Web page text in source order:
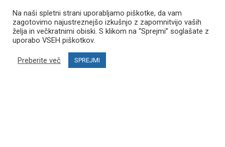
Pogoji poslovanja
Sofinanciranje Projekta
Na naši spletni strani uporabljamo piškotke, da vam
zagotovimo najustreznejšo izkušnjo z zapomnitvijo vaših
želja in večkratnimi obiski. S klikom na “Sprejmi” soglašate z
uporabo VSEH piškotkov.
Preberite več SPREJMI